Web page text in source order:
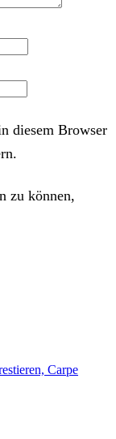
diesem Browser
zu können,